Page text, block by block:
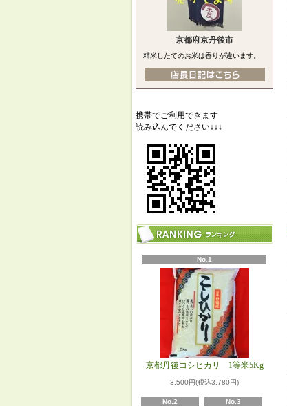
京都府京丹後市
精米したてのお米は香りが違います。
携帯でご利用できます
読み込んでください↓↓↓
No.1
京都丹後コシヒカリ 1等米5Kg
3,500円(税込3,780円)
No.2 No.3